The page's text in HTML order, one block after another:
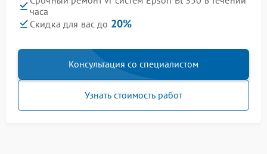
часа
Скидка для вас до 20%
Консультация со специалистом
Узнать стоимость работ